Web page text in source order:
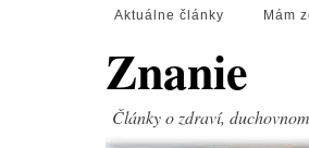
Aktuálne články Mám
Znanie
Články o zdraví,